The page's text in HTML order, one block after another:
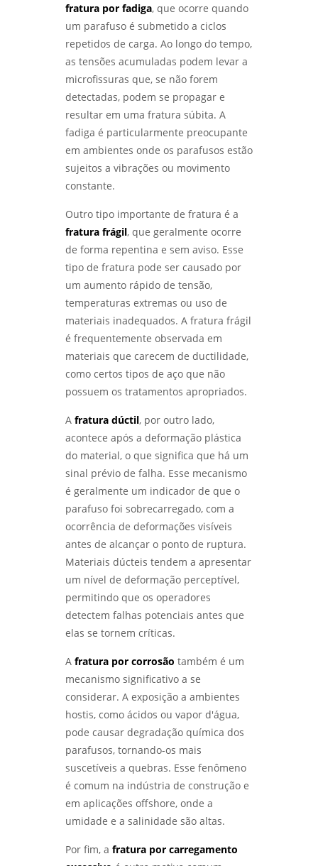
COMO REALIZAR ANÁLISE DE FALHAS EM
ROLAMENTOS EM SÃO PAULO COM EFICÁCIA -
COMO REALIZAR UMA ANÁLISE DE FALHAS EM
ENGRENAGENS EM SP PARA OTIMIZAR A
MANUTENÇÃO - LABMETAL
ANÁLISE DE FALHAS EM ROLAMENTOS EM SP:
DIAGNÓSTICO EFICIENTE PARA INDÚSTRIAS -
LABMETAL
COMO A ANÁLISE DE FALHAS PARA
EFICÁCIA OPERACIONAL - LABMETAL
ANÁLISE METALOGRÁFICA DE METAIS:
DESCUBRA COMO ESSA TÉCNICA REVELA A
QUALIDADE DOS MATERIAIS - LABMETAL
ENSAIOS FÍSICOS MECÂNICOS: COMO
GARANTIR A QUALIDADE E A SEGURANÇA DOS
MATERIAIS - LABMETAL
ENTENDA O ENSAIO DE CORROSÃO POR PITE E
SUA IMPORTÂNCIA NA INDÚSTRIA - LABMETAL
COMO IDENTIFICAR E CORRIGIR PROBLEMAS -
LABMETAL
ELÉTRICOS: IDENTIFICANDO PROBLEMAS E
SOLUÇÕES - LABMETAL
COMO REALIZAR UM ENSAIO DE CORROSÃO
ACELERADA EFICIENTE - LABMETAL
QUALIFICAÇÃO DE EPS GARANTE EFICIÊNCIA E
SEGURANÇA NA CONSTRUÇÃO - LABMETAL
COMO ESCOLHER EMPRESAS DE ENSAIOS NÃO
DESTRUTIVOS COM QUALIDADE - LABMETAL
COMO A ANÁLISE METALOGRÁFICA
TRANSFORMA A INDÚSTRIA METALÚRGICA -
LABMETAL
ANÁLISE DE FALHAS EM MÁQUINAS E
EQUIPAMENTOS: COMO EVITAR PROBLEMAS E
OTIMIZAR PROCESSOS - LABMETAL
DESCUBRA OS MELHORES LABORATÓRIOS DE
ENSAIOS MECÂNICOS EM SP - LABMETAL
ANÁLISE DE FALHAS EM MÁQUINAS:
EFICAZMENTE - LABMETAL
fratura por fadiga, que ocorre quando
um parafuso é submetido a ciclos
repetidos de carga. Ao longo do tempo,
as tensões acumuladas podem levar a
microfissuras que, se não forem
detectadas, podem se propagar e
resultar em uma fratura súbita. A
fadiga é particularmente preocupante
em ambientes onde os parafusos estão
sujeitos a vibrações ou movimento
constante.
Outro tipo importante de fratura é a
fratura frágil, que geralmente ocorre
de forma repentina e sem aviso. Esse
tipo de fratura pode ser causado por
um aumento rápido de tensão,
temperaturas extremas ou uso de
materiais inadequados. A fratura frágil
é frequentemente observada em
materiais que carecem de ductilidade,
como certos tipos de aço que não
possuem os tratamentos apropriados.
A fratura dúctil, por outro lado,
acontece após a deformação plástica
do material, o que significa que há um
sinal prévio de falha. Esse mecanismo
é geralmente um indicador de que o
parafuso foi sobrecarregado, com a
ocorrência de deformações visíveis
antes de alcançar o ponto de ruptura.
Materiais dúcteis tendem a apresentar
um nível de deformação perceptível,
permitindo que os operadores
detectem falhas potenciais antes que
elas se tornem críticas.
A fratura por corrosão também é um
mecanismo significativo a se
considerar. A exposição a ambientes
hostis, como ácidos ou vapor d'água,
pode causar degradação química dos
parafusos, tornando-os mais
suscetíveis a quebras. Esse fenômeno
é comum na indústria de construção e
em aplicações offshore, onde a
umidade e a salinidade são altas.
Por fim, a fratura por carregamento